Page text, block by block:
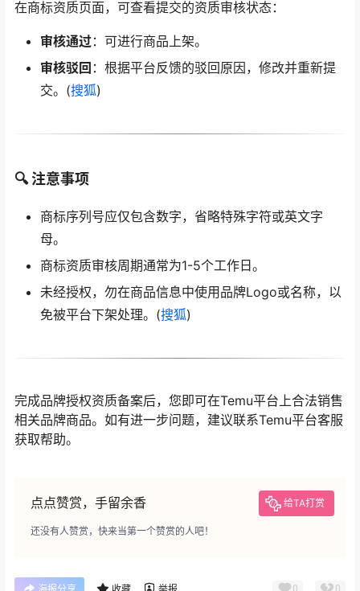
在商标资质页面，可查看提交的资质审核状态：
审核通过：可进行商品上架。
审核驳回 ：根据平台反馈的驳回原因，修改并重新提
交。(搜狐)
🔍 注意事项
商标序列号应仅包含数字，省略特殊字符或英文字
母。
商标资质审核周期通常为1-5个工作日。
未经授权，勿在商品信息中使用品牌Logo或名称，以
免被平台下架处理。(搜狐)
完成品牌授权资质备案后，您即可在Temu平台上合法销售
相关品牌商品。如有进一步问题，建议联系Temu平台客服
获取帮助。
点点赞赏，手留余香 给TA打赏
还没有人赞赏，快来当第一个赞赏的人吧！
0 0